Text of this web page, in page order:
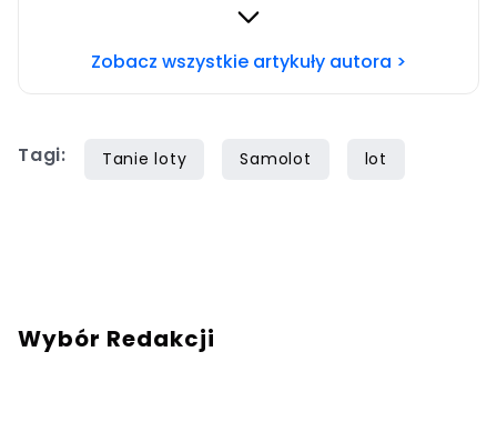
każdym wydaniu. Tworzyłem treści m.in. dla i-D
mną skontaktować? Napisz adresowaną do
Zobacz wszystkie artykuły autora >
Tagi: Tanie loty Samolot lot
Wybór Redakcji